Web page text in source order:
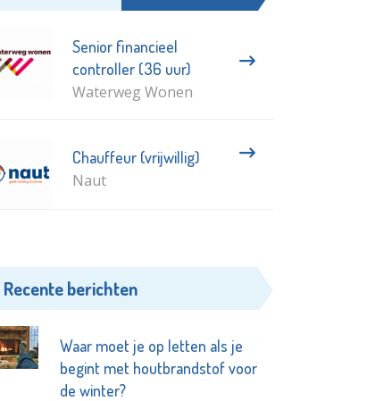
Senior financieel
controller (36 uur)
Waterweg Wonen
Chauffeur (vrijwillig)
Naut
Recente berichten
Waar moet je op letten als je
begint met houtbrandstof voor
de winter?